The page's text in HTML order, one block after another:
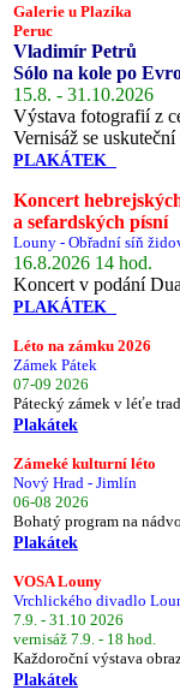
Galerie u Plazíka
Peruc
Vladimír Petrů
Sólo na kole po
15.8. - 31.10.2026
Výstava fotografií z
Vernisáž se
PLAKÁTEK
Koncert
a sefardských písní
Louny - Obřadní síň
16.8.2026 14 hod.
Koncert v podání
PLAKÁTEK
Léto na zámku 2026
Zámek Pátek
07-09 2026
Pátecký zámek v léťe
Plakátek
Zámeké kulturní léto
Nový Hrad - Jimlín
06-08 2026
Bohatý program na
Plakátek
VOSA Louny
Vrchlického divadlo
7.9. - 31.10 2026
vernisáž 7.9. - 18 hod.
Každoroční výstava
Plakátek